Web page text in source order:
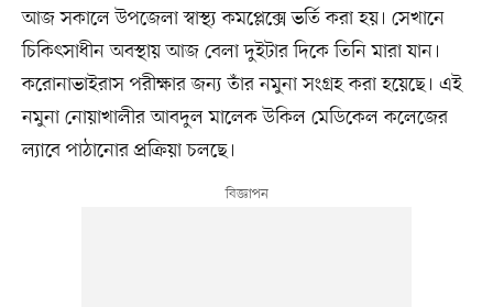
আজ সকালে উপজেলা স্বাস্থ্য কমপ্লেক্সে ভর্তি করা হয়। সেখানে
চিকিৎসাধীন অবস্থায় আজ বেলা দুইটার দিকে তিনি মারা যান।
করোনাভাইরাস পরীক্ষার জন্য তাঁর নমুনা সংগ্রহ করা হয়েছে। এই
নমুনা নোয়াখালীর আবদুল মালেক উকিল মেডিকেল কলেজের
ল্যাবে পাঠানোর প্রক্রিয়া চলছে।